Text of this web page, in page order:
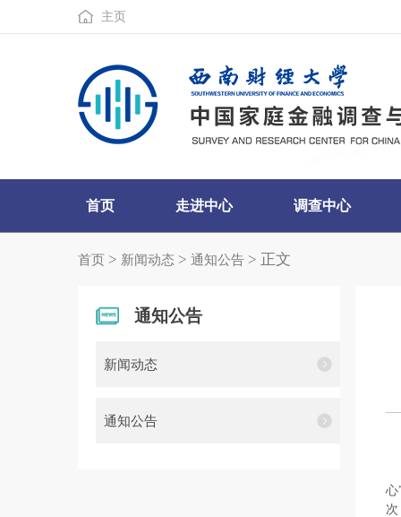
主页
首页 走进中心 调查中心
首页 > 新闻动态 > 通知公告 > 正文
通知公告
新闻动态
通知公告
心
次